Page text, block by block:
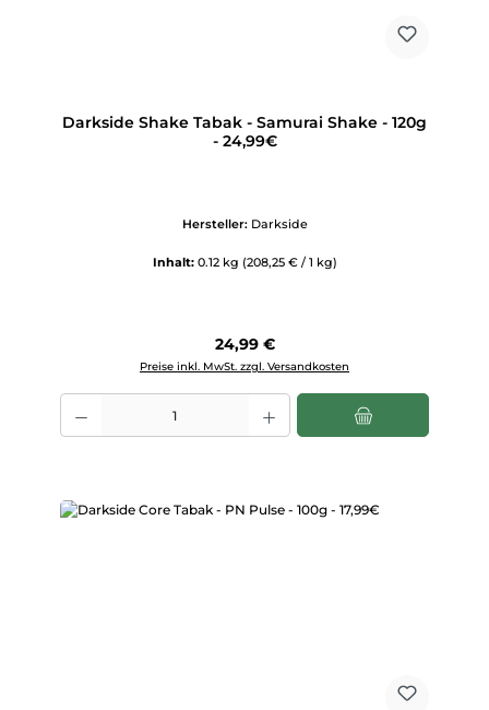
Darkside Shake Tabak - Samurai Shake - 120g
- 24,99€
Hersteller: Darkside
Inhalt: 0.12 kg (208,25 € / 1 kg)
Regulärer Preis:
24,99 €
Preise inkl. MwSt. zzgl. Versandkosten
Produkt Anzahl: Gib den gewünschten Wert ein oder benutze die